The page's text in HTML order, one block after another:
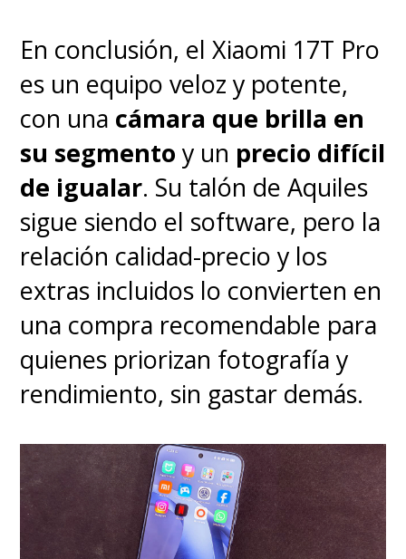
En conclusión, el Xiaomi 17T Pro
es un equipo veloz y potente,
con una cámara que brilla en
su segmento y un precio difícil
de igualar. Su talón de Aquiles
sigue siendo el software, pero la
relación calidad-precio y los
extras incluidos lo convierten en
una compra recomendable para
quienes priorizan fotografía y
rendimiento, sin gastar demás.